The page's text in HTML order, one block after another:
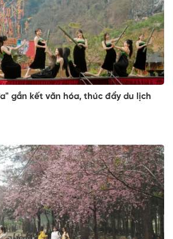
gắn kết văn hóa, thúc đẩy du lịch